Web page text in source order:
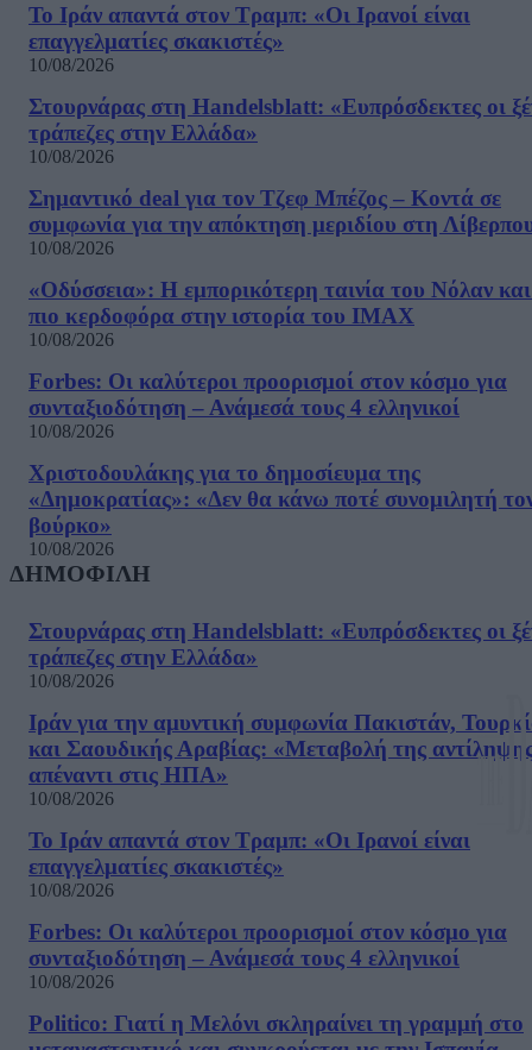
Το Ιράν απαντά στον Τραμπ: «Οι Ιρανοί είναι
επαγγελματίες σκακιστές»
10/08/2026
Στουρνάρας στη Handelsblatt: «Ευπρόσδεκτες οι
τράπεζες στην Ελλάδα»
10/08/2026
Σημαντικό deal για τον Τζεφ Μπέζος – Κοντά σε
συμφωνία για την απόκτηση μεριδίου στη
10/08/2026
«Οδύσσεια»: Η εμπορικότερη ταινία του Νόλαν
πιο κερδοφόρα στην ιστορία του IMAX
10/08/2026
Forbes: Οι καλύτεροι προορισμοί στον κόσμο για
συνταξιοδότηση – Ανάμεσά τους 4 ελληνικοί
10/08/2026
Χριστοδουλάκης για το δημοσίευμα της
«Δημοκρατίας»: «Δεν θα κάνω ποτέ συνομιλητή
βούρκο»
10/08/2026
ΔΗΜΟΦΙΛΗ
Στουρνάρας στη Handelsblatt: «Ευπρόσδεκτες οι
τράπεζες στην Ελλάδα»
10/08/2026
Ιράν για την αμυντική συμφωνία Πακιστάν,
και Σαουδικής Αραβίας: «Μεταβολή της
απέναντι στις ΗΠΑ»
10/08/2026
Το Ιράν απαντά στον Τραμπ: «Οι Ιρανοί είναι
επαγγελματίες σκακιστές»
10/08/2026
Forbes: Οι καλύτεροι προορισμοί στον κόσμο για
συνταξιοδότηση – Ανάμεσά τους 4 ελληνικοί
10/08/2026
Politico: Γιατί η Μελόνι σκληραίνει τη γραμμή στο